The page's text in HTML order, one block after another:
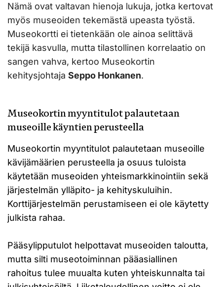
Nämä ovat valtavan hienoja lukuja, jotka kertovat
myös museoiden tekemästä upeasta työstä.
Museokortti ei tietenkään ole ainoa selittävä
tekijä kasvulla, mutta tilastollinen korrelaatio on
sangen vahva, kertoo Museokortin
kehitysjohtaja Seppo Honkanen.
Museokortin myyntitulot palautetaan
museoille käyntien perusteella
Museokortin myyntitulot palautetaan museoille
kävijämäärien perusteella ja osuus tuloista
käytetään museoiden yhteismarkkinointiin sekä
järjestelmän ylläpito- ja kehityskuluihin.
Korttijärjestelmän perustamiseen ei ole käytetty
julkista rahaa.
Pääsylipputulot helpottavat museoiden taloutta,
mutta silti museotoiminnan pääasiallinen
rahoitus tulee muualta kuten yhteiskunnalta tai